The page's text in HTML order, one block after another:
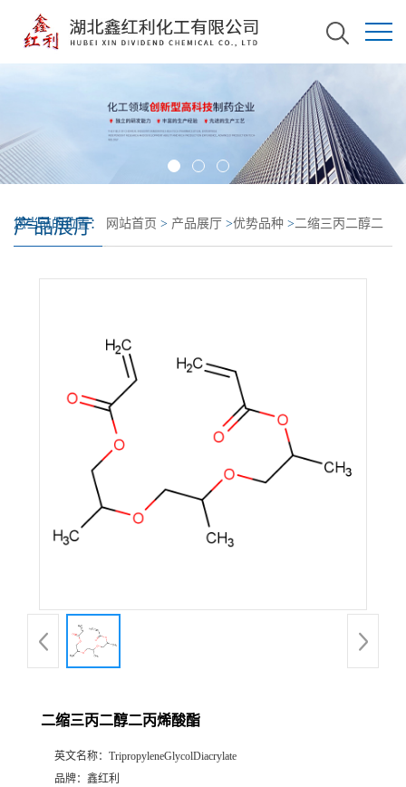
产品展厅
您当前的位置： 网站首页 > 产品展厅 >优势品种 >二缩三丙二醇二
二缩三丙二醇二丙烯酸酯
英文名称： TripropyleneGlycolDiacrylate
品牌： 鑫红利